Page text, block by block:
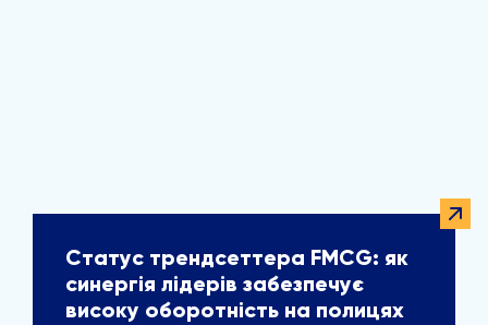
Статус трендсеттера FMCG: як
синергія лідерів забезпечує
високу оборотність на полицях